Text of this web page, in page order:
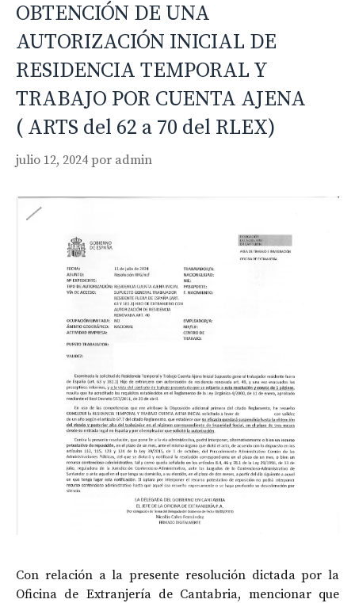
OBTENCIÓN DE UNA
AUTORIZACIÓN INICIAL DE
RESIDENCIA TEMPORAL Y
TRABAJO POR CUENTA AJENA
( ARTS del 62 a 70 del RLEX)
julio 12, 2024 por admin
Con relación a la presente resolución dictada por la
Oficina de Extranjería de Cantabria, mencionar que